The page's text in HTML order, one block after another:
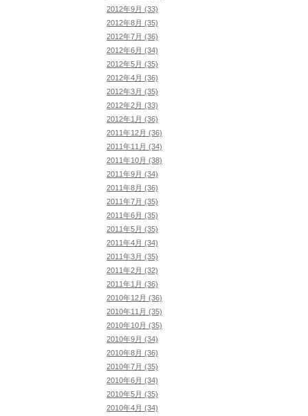
2012年9月 (33)
2012年8月 (35)
2012年7月 (36)
2012年6月 (34)
2012年5月 (35)
2012年4月 (36)
2012年3月 (35)
2012年2月 (33)
2012年1月 (36)
2011年12月 (36)
2011年11月 (34)
2011年10月 (38)
2011年9月 (34)
2011年8月 (36)
2011年7月 (35)
2011年6月 (35)
2011年5月 (35)
2011年4月 (34)
2011年3月 (35)
2011年2月 (32)
2011年1月 (36)
2010年12月 (36)
2010年11月 (35)
2010年10月 (35)
2010年9月 (34)
2010年8月 (36)
2010年7月 (35)
2010年6月 (34)
2010年5月 (35)
2010年4月 (34)